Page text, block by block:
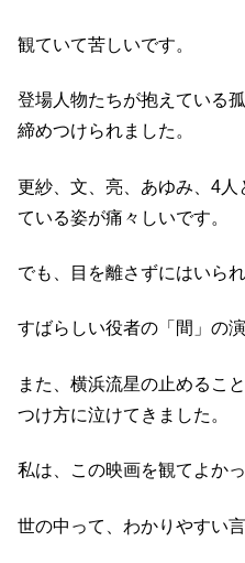
観ていて苦しいです。
登場人物たちが抱えている
締めつけられました。
更紗、文、亮、あゆみ、4
ている姿が痛々しいです。
でも、目を離さずにはいら
すばらしい役者の「間」の演
また、横浜流星の止めるこ
つけ方に泣けてきました。
私は、この映画を観てよか
世の中って、わかりやすい